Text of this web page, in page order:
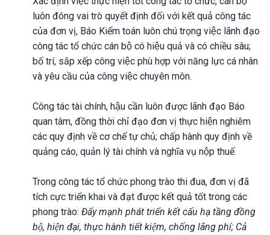
luôn đóng vai trò quyết định đối với kết quả công tác
của đơn vị, Báo Kiểm toán luôn chú trọng việc lãnh đạo
công tác tổ chức cán bộ có hiệu quả và có chiều sâu;
bố trí, sắp xếp công việc phù hợp với năng lực cá nhân
và yêu cầu của công việc chuyên môn.
Công tác tài chính, hậu cần luôn được lãnh đạo Báo
quan tâm, đồng thời chỉ đạo đơn vị thực hiện nghiêm
các quy định về cơ chế tự chủ; chấp hành quy định về
quảng cáo, quản lý tài chính và nghĩa vụ nộp thuế.
Trong công tác tổ chức phong trào thi đua, đơn vị đã
tích cực triển khai và đạt được kết quả tốt trong các
phong trào: Đẩy mạnh phát triển kết cấu hạ tầng đồng
bộ, hiện đại, thực hành tiết kiệm, chống lãng phí; Cả